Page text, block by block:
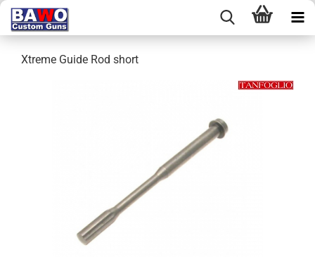
Xtreme Guide Rod short